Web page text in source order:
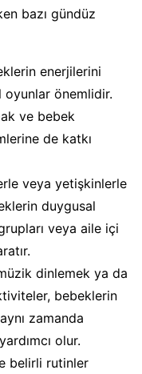
bazı gündüz
enerjilerini
oyunlar önemlidir.
ve bebek
de katkı
veya yetişkinlerle
duygusal
veya aile içi
dinlemek ya da
bebeklerin
zamanda
olur.
belirli rutinler